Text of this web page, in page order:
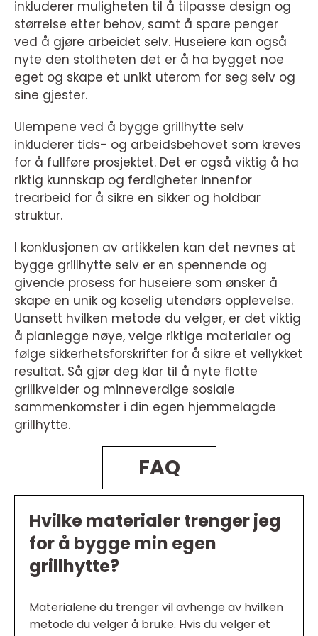
inkluderer muligheten til å tilpasse design og
størrelse etter behov, samt å spare penger
ved å gjøre arbeidet selv. Huseiere kan også
nyte den stoltheten det er å ha bygget noe
eget og skape et unikt uterom for seg selv og
sine gjester.
Ulempene ved å bygge grillhytte selv
inkluderer tids- og arbeidsbehovet som kreves
for å fullføre prosjektet. Det er også viktig å ha
riktig kunnskap og ferdigheter innenfor
trearbeid for å sikre en sikker og holdbar
struktur.
I konklusjonen av artikkelen kan det nevnes at
bygge grillhytte selv er en spennende og
givende prosess for huseiere som ønsker å
skape en unik og koselig utendørs opplevelse.
Uansett hvilken metode du velger, er det viktig
å planlegge nøye, velge riktige materialer og
følge sikkerhetsforskrifter for å sikre et vellykket
resultat. Så gjør deg klar til å nyte flotte
grillkvelder og minneverdige sosiale
sammenkomster i din egen hjemmelagde
grillhytte.
FAQ
Hvilke materialer trenger jeg
for å bygge min egen
grillhytte?
Materialene du trenger vil avhenge av hvilken
metode du velger å bruke. Hvis du velger et